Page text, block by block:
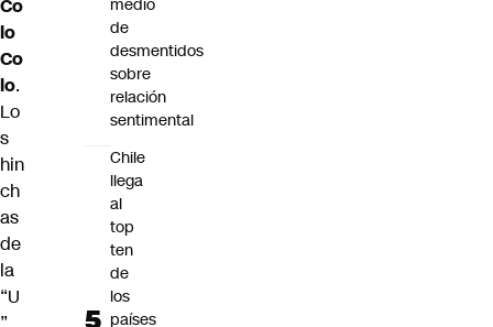
Co
lo
Co
lo.
Lo
s
hin
ch
as
de
la
“U
medio
de
desmentidos
sobre
relación
sentimental
Chile
llega
al
top
ten
de
los
países